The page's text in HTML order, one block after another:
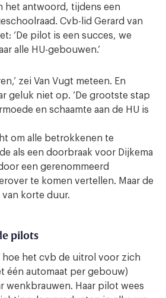
het antwoord, tijdens een
Cvb-lid Gerard van
‘De pilot is een succes, we
alle HU-gebouwen.’
zei Van Vugt meteen. En
geluk niet op. ‘De grootste stap
en schaamte aan de HU is
om alle betrokkenen te
als een doorbraak voor Dijkema
een gerenommeerd
te komen vertellen. Maar de
korte duur.
pilots
hoe het cvb de uitrol voor zich
één automaat per gebouw)
wenkbrauwen. Haar pilot wees